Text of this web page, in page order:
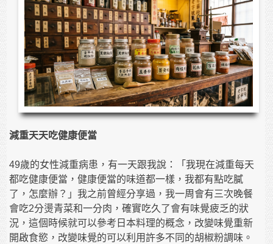
減重天天吃健康便當
49歲的女性減重病患，有一天跟我說：「我現在減重每天
都吃健康便當，健康便當的味道都一樣，我都有點吃膩
了，怎麼辦？」我之前曾經分享過，我一周會有三次晚餐
會吃2分燙青菜和一分肉，確實吃久了會有味覺疲乏的狀
況，這個時候就可以參考日本料理的概念，改變味覺重新
開啟食慾，改變味覺的可以利用許多不同的胡椒粉調味。